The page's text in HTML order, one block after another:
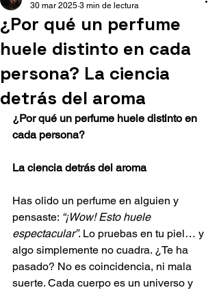
¿Por qué un perfume
huele distinto en cada
persona? La ciencia
detrás del aroma
30 mar 2025 3 min de lectura
¿Por qué un perfume huele distinto en
cada persona?
La ciencia detrás del aroma
Has olido un perfume en alguien y
pensaste: “¡Wow! Esto huele
espectacular”. Lo pruebas en tu piel… y
algo simplemente no cuadra. ¿Te ha
pasado? No es coincidencia, ni mala
suerte. Cada cuerpo es un universo y